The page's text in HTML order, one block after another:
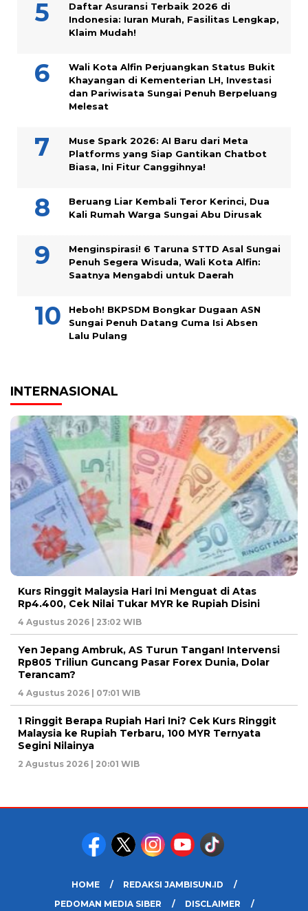
Daftar Asuransi Terbaik 2026 di
Indonesia: Iuran Murah, Fasilitas Lengkap,
Klaim Mudah!
Wali Kota Alfin Perjuangkan Status Bukit
Khayangan di Kementerian LH, Investasi
dan Pariwisata Sungai Penuh Berpeluang
Melesat
Muse Spark 2026: AI Baru dari Meta
Platforms yang Siap Gantikan Chatbot
Biasa, Ini Fitur Canggihnya!
Beruang Liar Kembali Teror Kerinci, Dua
Kali Rumah Warga Sungai Abu Dirusak
Menginspirasi! 6 Taruna STTD Asal Sungai
Penuh Segera Wisuda, Wali Kota Alfin:
Saatnya Mengabdi untuk Daerah
Heboh! BKPSDM Bongkar Dugaan ASN
Sungai Penuh Datang Cuma Isi Absen
Lalu Pulang
INTERNASIONAL
Kurs Ringgit Malaysia Hari Ini Menguat di Atas
Rp4.400, Cek Nilai Tukar MYR ke Rupiah Disini
4 Agustus 2026 | 23:02 WIB
Yen Jepang Ambruk, AS Turun Tangan! Intervensi
Rp805 Triliun Guncang Pasar Forex Dunia, Dolar
Terancam?
4 Agustus 2026 | 07:01 WIB
1 Ringgit Berapa Rupiah Hari Ini? Cek Kurs Ringgit
Malaysia ke Rupiah Terbaru, 100 MYR Ternyata
Segini Nilainya
2 Agustus 2026 | 20:01 WIB
HOME
REDAKSI JAMBISUN.ID
PEDOMAN MEDIA SIBER
DISCLAIMER